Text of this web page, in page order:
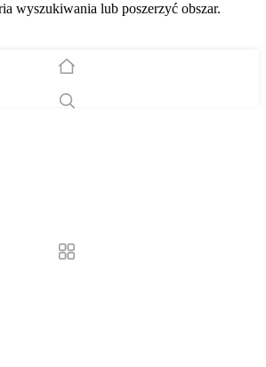
wyszukiwania lub poszerzyć obszar.